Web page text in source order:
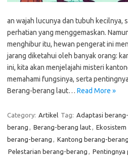
an wajah lucunya dan tubuh kecilnya,
perhatian yang menggemaskan.
menghibur itu, hewan pengerat ini
jarang diketahui oleh banyak orang:
ini, kita akan menjelajahi misteri
memahami fungsinya, serta
Berang-berang laut… Read More »
Category: Artikel Tag: Adaptasi
berang , Berang-berang laut, Ekosistem
berang-berang , Kantong berang-berang
Pelestarian berang-berang , Pentingnya